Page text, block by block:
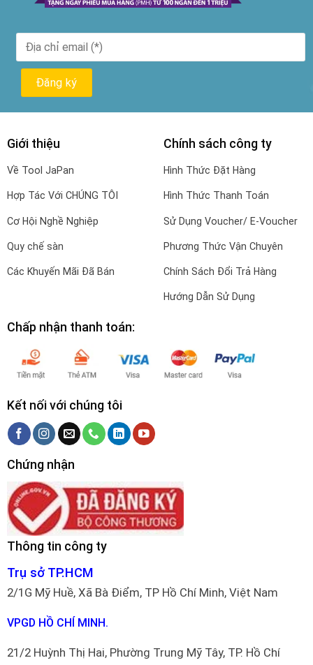
Giới thiệu
Về Tool JaPan
Hợp Tác Với CHÚNG TÔI
Cơ Hội Nghề Nghiệp
Quy chế sàn
Các Khuyến Mãi Đã Bán
Chính sách công ty
Hình Thức Đặt Hàng
Hình Thức Thanh Toán
Sử Dụng Voucher/ E-Voucher
Phương Thức Vận Chuyên
Chính Sách Đổi Trả Hàng
Hướng Dẫn Sử Dụng
Chấp nhận thanh toán:
Kết nối với chúng tôi
Chứng nhận
Thông tin công ty
Trụ sở TP.HCM
2/1G Mỹ Huề, Xã Bà Điểm, TP Hồ Chí Minh, Việt Nam
VPGD HỒ CHÍ MINH.
21/2 Huỳnh Thị Hai, Phường Trung Mỹ Tây, TP. Hồ Chí